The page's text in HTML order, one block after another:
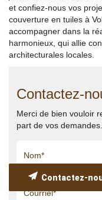
et confiez-nous vos
couverture en tuiles à
accompagner dans la
harmonieux, qui allie
architecturales locales.
Contactez-
Merci de bien vouloir
part de vos demandes.
Contactez-